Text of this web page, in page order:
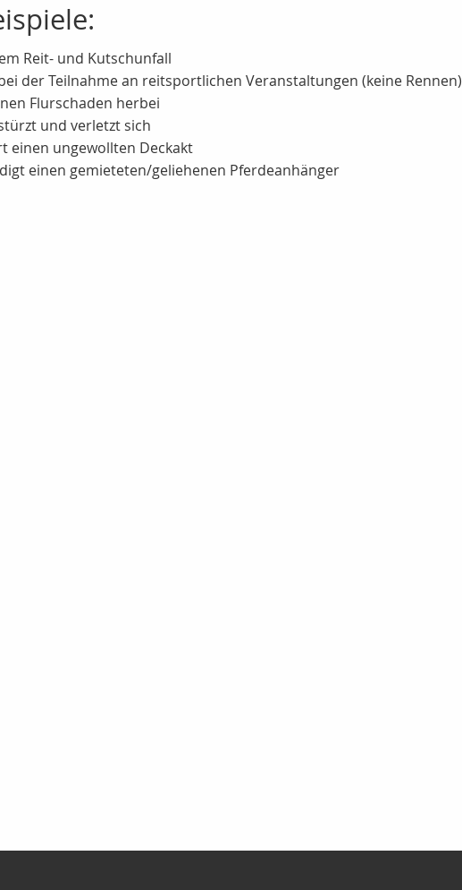
Reit- und Kutschunfall
der Teilnahme an reitsportlichen Veranstaltungen (keine Rennen)
Flurschaden herbei
und verletzt sich
einen ungewollten Deckakt
einen gemieteten/geliehenen Pferdeanhänger